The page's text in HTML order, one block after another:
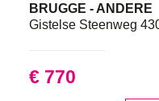
BRUGGE - ANDERE
Gistelse Steenweg
€ 770